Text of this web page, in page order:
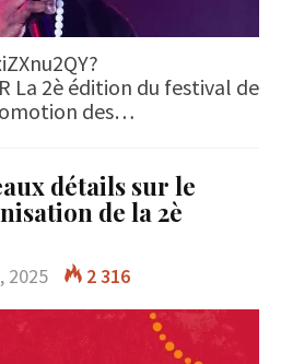
La 2è édition du festival de
des…
détails sur le
de la 2è
2025
2 316